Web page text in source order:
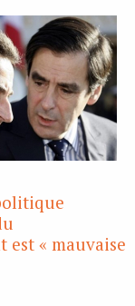
est « mauvaise